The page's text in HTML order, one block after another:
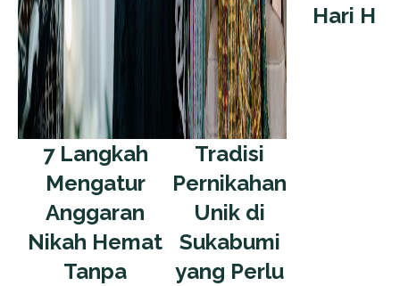
7 Langkah
Mengatur
Anggaran
Nikah Hemat
Tanpa
Tradisi
Pernikahan
Unik di
Sukabumi
yang Perlu
Hari H